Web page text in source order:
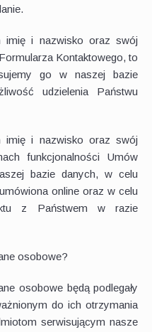
imię i nazwisko oraz swój
Kontaktowego, to
go w naszej bazie
udzielenia Państwu
imię i nazwisko oraz swój
funkcjonalności Umów
bazie danych, w celu
online oraz w celu
z Państwem w razie
osobowe?
osobowe będą podlegały
do ich otrzymania
serwisującym nasze